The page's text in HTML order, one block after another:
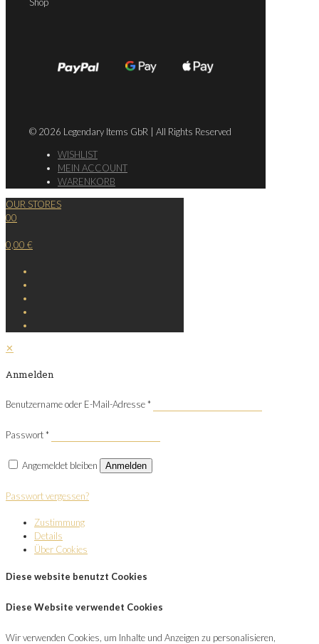
Shop
© 2026 Legendary Items GbR | All Rights Reserved
WISHLIST
MEIN ACCOUNT
WARENKORB
OUR STORES
00
0,00 €
✕
Anmelden
Benutzername oder E-Mail-Adresse*
Passwort*
Angemeldet bleiben Anmelden
Passwort vergessen?
Zustimmung
Details
Über Cookies
Diese website benutzt Cookies
Diese Website verwendet Cookies
Wir verwenden Cookies, um Inhalte und Anzeigen zu personalisieren,